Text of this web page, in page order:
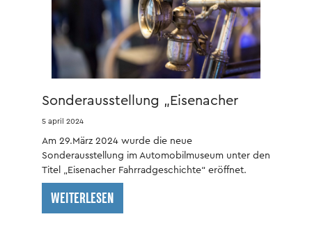
Sonderausstellung „Eisenacher
Fahrradgeschichte“ eröffnet
5 april 2024
Am 29.März 2024 wurde die neue
Sonderausstellung im Automobilmuseum unter den
Titel „Eisenacher Fahrradgeschichte“ eröffnet.
WEITERLESEN